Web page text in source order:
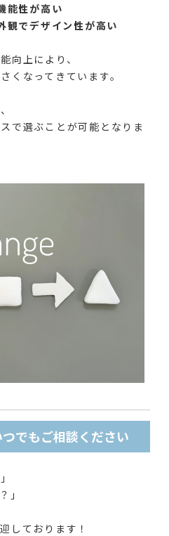
能性が高い
観でデザイン性が高い
向上により、
くなってきています。
で選ぶことが可能となりま
でもご相談ください
」
しております！